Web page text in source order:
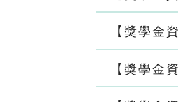
【獎學金
【獎學金